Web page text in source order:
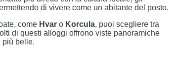
di vivere come un abitante del posto.
come Hvar o Korcula, puoi scegliere tra
di questi alloggi offrono viste panoramiche
più belle.